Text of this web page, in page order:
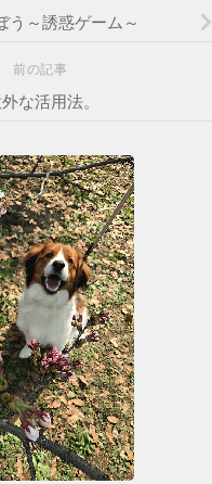
う～誘惑ゲーム～
前の記事
な活用法。